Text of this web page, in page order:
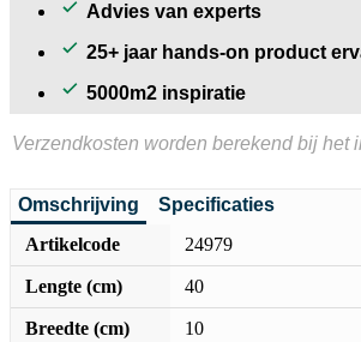
Advies van experts
25+ jaar hands-on product
5000m2 inspiratie
Verzendkosten worden berekend bij het
Omschrijving
Specificaties
Artikelcode
24979
Lengte (cm) 40
Breedte (cm) 10